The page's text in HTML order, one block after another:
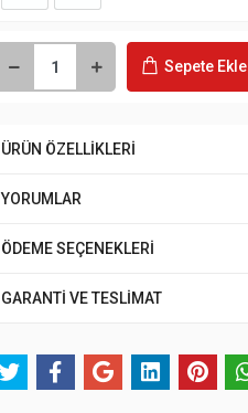
Sepete Ekle
ÜRÜN ÖZELLİKLERİ
YORUMLAR
ÖDEME SEÇENEKLERİ
GARANTİ VE TESLİMAT